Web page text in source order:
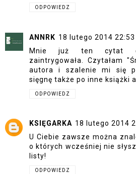
ODPOWIEDZ
ANNRK 18 lutego 2014 22:53
Mnie już ten cytat
zaintrygowała. Czytałam
autora i szalenie mi się
sięgnę także po inne książki
ODPOWIEDZ
KSIĘGARKA 18 lutego 2014
U Ciebie zawsze można
o których wcześniej nie
listy!
ODPOWIEDZ